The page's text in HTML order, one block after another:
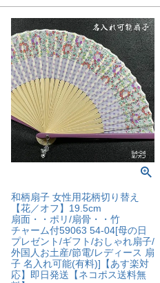
和柄扇子 女性用花柄切り替え
【花／オフ】19.5cm
扇面・・ポリ/扇骨・・竹
チャーム付59063 54-04[母の日
プレゼント/ギフト/おしゃれ扇子/
外国人お土産/節電/レディース 扇
子 名入れ可能(有料)]【あす楽対
応】即日発送【ネコポス送料無